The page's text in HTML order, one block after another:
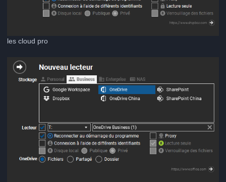
les cloud pro